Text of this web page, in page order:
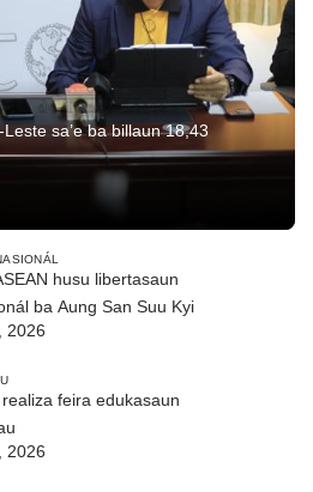
sa’e ba billaun 18,43
husu libertasaun
ba Aung San Suu Kyi
2026
feira edukasaun
2026